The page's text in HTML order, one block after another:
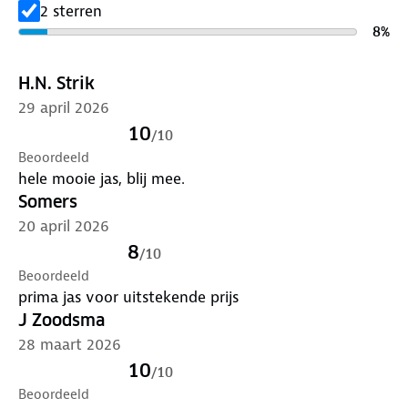
Lever het in bij onze winkels. Wij geven er een
nieuwe bestemming aan.
2 sterren
8%
H.N. Strik
29 april 2026
10/10
Beoordeeld
hele mooie jas, blij mee.
Somers
20 april 2026
8/10
Beoordeeld
prima jas voor uitstekende prijs
J Zoodsma
28 maart 2026
10/10
Beoordeeld